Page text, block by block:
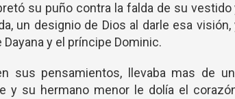
su puño contra la falda de su vestido
un designio de Dios al darle esa visión,
y el príncipe Dominic.
sus pensamientos, llevaba mas de
y su hermano menor le dolía el